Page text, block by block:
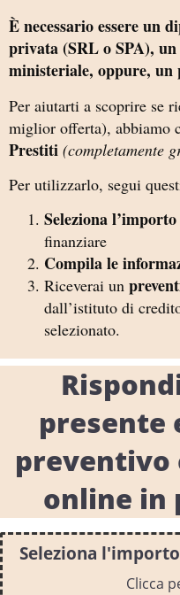
È necessario essere un
privata (SRL o SPA),
ministeriale, oppure, un
Per aiutarti a scoprire se
miglior offerta), abbiamo
Prestiti (completamente
Per utilizzarlo, segui
Seleziona l’importo
finanziare
Compila le
Riceverai un
dall’istituto di
selezionato.
presente
preventivo
online in
Seleziona
Clicca